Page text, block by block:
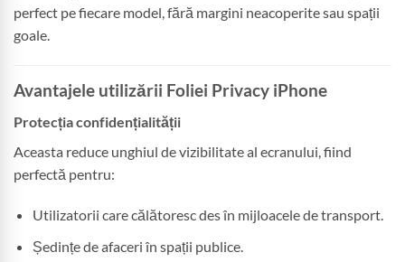
perfect pe fiecare model, fără margini neacoperite sau spații
goale.
Avantajele utilizării Foliei Privacy iPhone
Protecția confidențialității
Aceasta reduce unghiul de vizibilitate al ecranului, fiind
perfectă pentru:
Utilizatorii care călătoresc des în mijloacele de transport.
Ședințe de afaceri în spații publice.